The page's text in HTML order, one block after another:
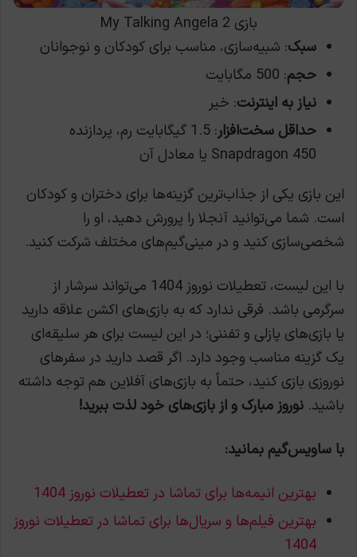
بازی My Talking Angela 2
سبک: شبیه‌سازی، مناسب برای کودکان و نوجوانان
حجم: 500 مگابایت
نیاز به اینترنت: خیر
حداقل سخت‌افزار
: 1.5 گیگابایت رم، پردازنده
Snapdragon 450 یا معادل آن
این بازی یکی از جذاب‌ترین گزینه‌ها برای دختران و کودکان
است. شما می‌توانید آنجلا را پرورش دهید، او را
شخصی‌سازی کنید و در مینی‌گیم‌های مختلف شرکت کنید.
با این لیست، تعطیلات نوروز 1404 می‌تواند سرشار از
سرگرمی باشد. فرقی ندارد که به بازی‌های اکشن علاقه دارید
یا بازی‌های پازلی و تفننی؛ در این لیست برای هر سلیقه‌ای
یک گزینه مناسب وجود دارد. اگر قصد دارید در سفرهای
نوروزی بازی کنید، حتماً به بازی‌های آفلاین هم توجه داشته
باشید. نوروز مبارک و از بازی‌های خود لذت ببرید!
با ساویس‌گیم بمانید:
بهترین انیمه‌ها برای تماشا در تعطیلات نوروز 1404
بهترین فیلم‌ها و سریال‌ها برای تماشا در تعطیلات نوروز
1404